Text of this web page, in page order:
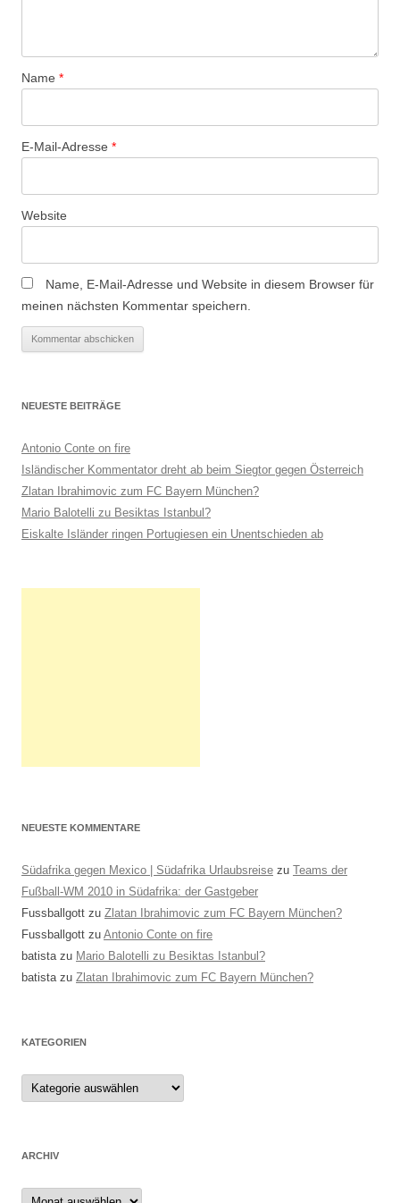
Name *
E-Mail-Adresse *
Website
Name, E-Mail-Adresse und Website in diesem Browser für
meinen nächsten Kommentar speichern.
NEUESTE BEITRÄGE
Antonio Conte on fire
Isländischer Kommentator dreht ab beim Siegtor gegen Österreich
Zlatan Ibrahimovic zum FC Bayern München?
Mario Balotelli zu Besiktas Istanbul?
Eiskalte Isländer ringen Portugiesen ein Unentschieden ab
NEUESTE KOMMENTARE
Südafrika gegen Mexico | Südafrika Urlaubsreise zu Teams der
Fußball-WM 2010 in Südafrika: der Gastgeber
Fussballgott zu Zlatan Ibrahimovic zum FC Bayern München?
Fussballgott zu Antonio Conte on fire
batistazu Mario Balotelli zu Besiktas Istanbul?
batistazu Zlatan Ibrahimovic zum FC Bayern München?
KATEGORIEN
Kategorien
ARCHIV
Archiv